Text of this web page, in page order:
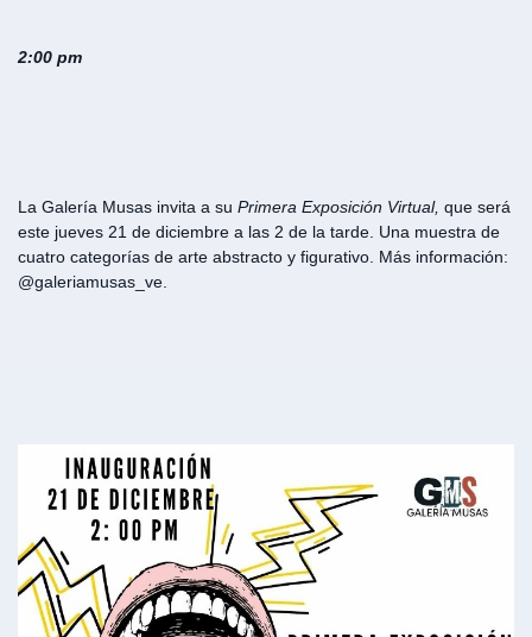
2:00 pm
La Galería Musas invita a su Primera Exposición Virtual, que será
este jueves 21 de diciembre a las 2 de la tarde. Una muestra de
cuatro categorías de arte abstracto y figurativo. Más información:
@galeriamusas_ve.